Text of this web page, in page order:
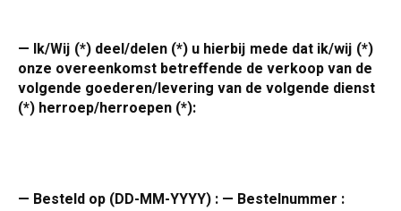
— Ik/Wij (*) deel/delen (*) u hierbij mede dat ik/wij (*)
onze overeenkomst betreffende de verkoop van de
volgende goederen/levering van de volgende dienst
(*) herroep/herroepen (*):
— Besteld op (DD-MM-YYYY) : — Bestelnummer :